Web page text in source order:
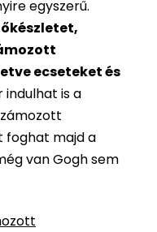
egyszerű.
ecseteket és
indulhat is a
foghat majd a
van Gogh sem